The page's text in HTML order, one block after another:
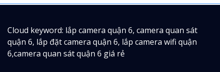
Cloud keyword: lắp camera quận 6, camera quan sát
quận 6, lắp đặt camera quận 6, lắp camera wifi quận
6,camera quan sát quận 6 giá rẻ